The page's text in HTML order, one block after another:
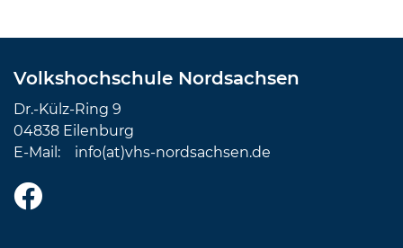
Volkshochschule Nordsachsen
Dr.-Külz-Ring 9
04838 Eilenburg
E-Mail: info(at)vhs-nordsachsen.de